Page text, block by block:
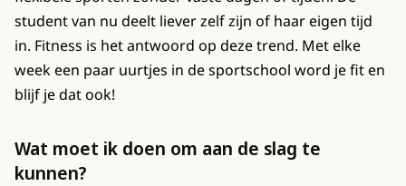
student van nu deelt liever zelf zijn of haar eigen tijd
in. Fitness is het antwoord op deze trend. Met elke
week een paar uurtjes in de sportschool word je fit en
blijf je dat ook!
Wat moet ik doen om aan de slag te
kunnen?